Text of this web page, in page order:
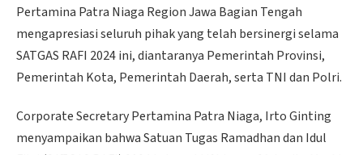
Pertamina Patra Niaga Region Jawa Bagian Tengah
mengapresiasi seluruh pihak yang telah bersinergi selama
SATGAS RAFI 2024 ini, diantaranya Pemerintah Provinsi,
Pemerintah Kota, Pemerintah Daerah, serta TNI dan Polri.
Corporate Secretary Pertamina Patra Niaga, Irto Ginting
menyampaikan bahwa Satuan Tugas Ramadhan dan Idul